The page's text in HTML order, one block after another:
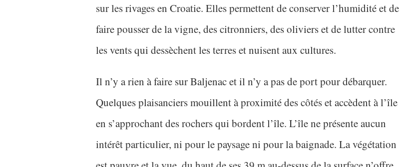
sur les rivages en Croatie. Elles permettent de conserver l’humidité et de
faire pousser de la vigne, des citronniers, des oliviers et de lutter contre
les vents qui dessèchent les terres et nuisent aux cultures.
Il n’y a rien à faire sur Baljenac et il n’y a pas de port pour débarquer.
Quelques plaisanciers mouillent à proximité des côtés et accèdent à l’île
en s’approchant des rochers qui bordent l’île. L’île ne présente aucun
intérêt particulier, ni pour le paysage ni pour la baignade. La végétation